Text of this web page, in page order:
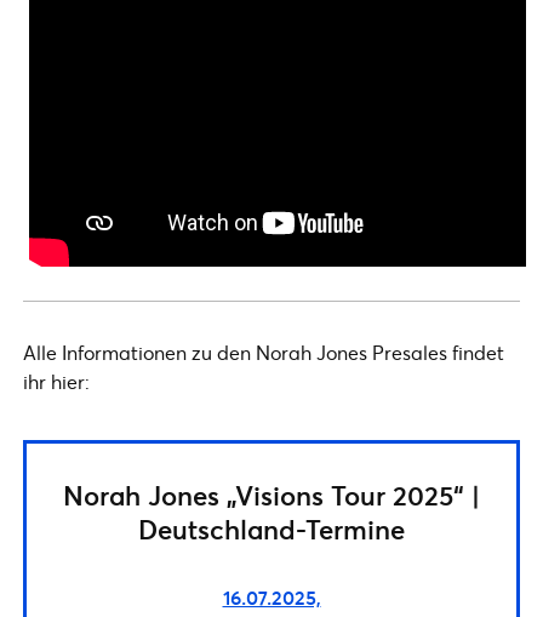
Alle Informationen zu den Norah Jones Presales findet
ihr hier:
Norah Jones „Visions Tour 2025“ |
Deutschland-Termine
16.07.2025,